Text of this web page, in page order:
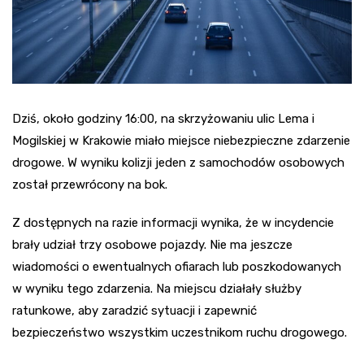
Dziś, około godziny 16:00, na skrzyżowaniu ulic Lema i
Mogilskiej w Krakowie miało miejsce niebezpieczne zdarzenie
drogowe. W wyniku kolizji jeden z samochodów osobowych
został przewrócony na bok.
Z dostępnych na razie informacji wynika, że w incydencie
brały udział trzy osobowe pojazdy. Nie ma jeszcze
wiadomości o ewentualnych ofiarach lub poszkodowanych
w wyniku tego zdarzenia. Na miejscu działały służby
ratunkowe, aby zaradzić sytuacji i zapewnić
bezpieczeństwo wszystkim uczestnikom ruchu drogowego.